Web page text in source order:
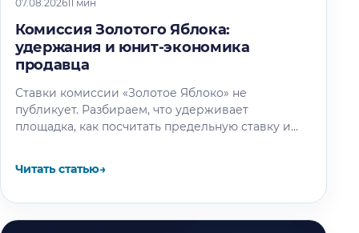
07.08.2026 11 мин
Комиссия Золотого Яблока:
удержания и юнит-экономика
продавца
Ставки комиссии «Золотое Яблоко» не
публикует. Разбираем, что удерживает
площадка, как посчитать предельную ставку и
Читать статью→